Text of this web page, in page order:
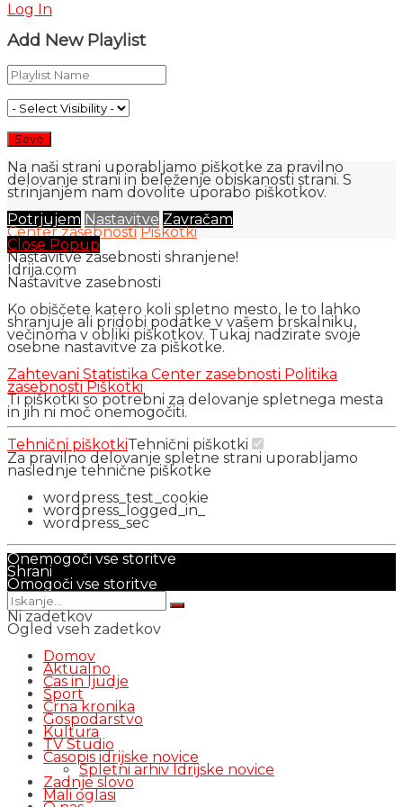
Log In
Add New Playlist
Na naši strani uporabljamo piškotke za pravilno
delovanje strani in beleženje obiskanosti strani. S
strinjanjem nam dovolite uporabo piškotkov.
Potrjujem Nastavitve Zavračam
Center zasebnosti Piškotki
Close Popup
Nastavitve zasebnosti shranjene!
Idrija.com
Nastavitve zasebnosti
Ko obiščete katero koli spletno mesto, le to lahko
shranjuje ali pridobi podatke v vašem brskalniku,
večinoma v obliki piškotkov. Tukaj nadzirate svoje
osebne nastavitve za piškotke.
Zahtevani Statistika Center zasebnosti Politika
zasebnostiPiškotki
Ti piškotki so potrebni za delovanje spletnega mesta
in jih ni moč onemogočiti.
Tehnični piškotkiTehnični piškotki
Za pravilno delovanje spletne strani uporabljamo
naslednje tehnične piškotke
wordpress_test_cookie
wordpress_logged_in_
wordpress_sec
Onemogoči vse storitve
Shrani
Omogoči vse storitve
Ni zadetkov
Ogled vseh zadetkov
Domov
Aktualno
Čas in ljudje
Šport
Črna kronika
Gospodarstvo
Kultura
TV Studio
Časopis idrijske novice
Spletni arhiv Idrijske novice
Zadnje slovo
Mali oglasi